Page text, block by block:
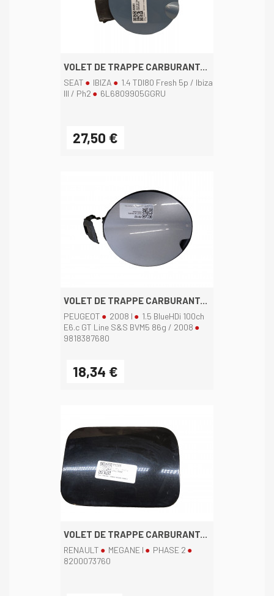
VOLET DE TRAPPE CARBURANT...
SEAT IBIZA
1.4 TDI80 Fresh 5p / Ibiza
III / Ph2
6L6809905GGRU
27,50 €
VOLET DE TRAPPE CARBURANT...
PEUGEOT 2008 I
1.5 BlueHDi 100ch
E6.c GT Line S&S BVM5 86g / 2008
9818387680
18,34 €
VOLET DE TRAPPE CARBURANT...
RENAULT MEGANE I
PHASE 2
8200073760